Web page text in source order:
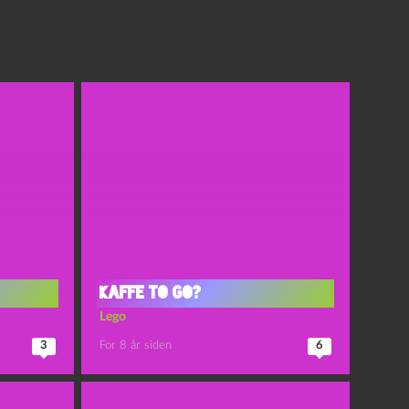
3
Kaffe to go?
Lego
For 8 år siden 6